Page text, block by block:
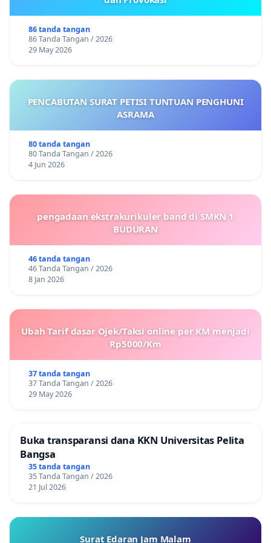
86 tanda tangan
86 Tanda Tangan / 2026
29 May 2026
PENCABUTAN SURAT PETISI TUNTUAN PENGHUNI
ASRAMA
80 tanda tangan
80 Tanda Tangan / 2026
4 Jun 2026
pengadaan ekstrakurikuler band di SMKN 1
BUDURAN
46 tanda tangan
46 Tanda Tangan / 2026
8 Jan 2026
Ubah Tarif dasar Ojek/Taksi online per KM menjadi
Rp5000/Km
37 tanda tangan
37 Tanda Tangan / 2026
29 May 2026
Buka transparansi dana KKN Universitas Pelita
Bangsa
35 tanda tangan
35 Tanda Tangan / 2026
21 Jul 2026
Surat Edaran Jam Malam